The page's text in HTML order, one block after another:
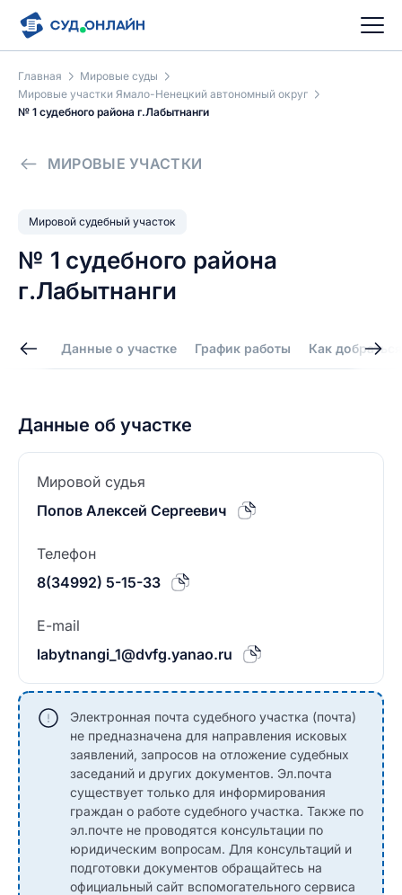
Главная
Мировые суды
Мировые участки Ямало-Ненецкий автономный округ
№ 1 судебного района г.Лабытнанги
МИРОВЫЕ УЧАСТКИ
Мировой судебный участок
№ 1 судебного района
г.Лабытнанги
Данные о участке График работы Как добраться
Данные об участке
Мировой судья
Попов Алексей Сергеевич
Телефон
8(34992) 5-15-33
E-mail
labytnangi_1@dvfg.yanao.ru
Электронная почта судебного участка (почта)
не предназначена для направления исковых
заявлений, запросов на отложение судебных
заседаний и других документов. Эл.почта
существует только для информирования
граждан о работе судебного участка. Также по
эл.почте не проводятся консультации по
юридическим вопросам. Для консультаций и
подготовки документов обращайтесь на
официальный сайт вспомогательного сервиса